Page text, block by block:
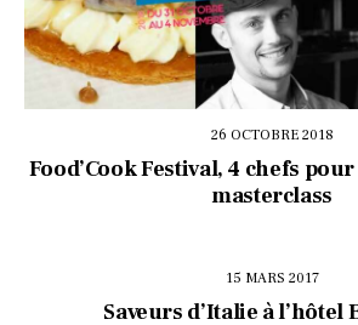
26 OCTOBRE 2018
Food’Cook Festival, 4 chefs
masterclass
15 MARS 2017
Saveurs d’Italie à l’hôtel